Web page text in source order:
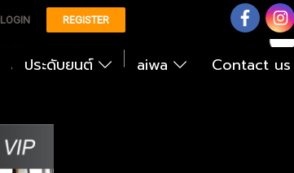
LOGIN REGISTER
ประดับยนต์ aiwa Contact us